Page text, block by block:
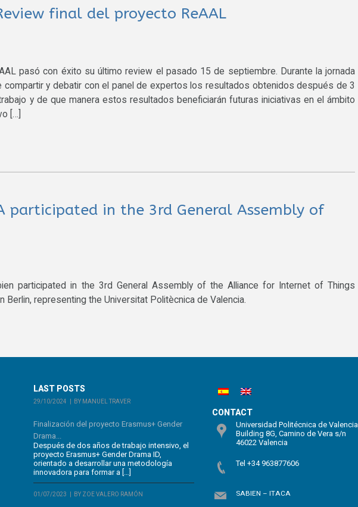
final del proyecto ReAAL
pasó con éxito su último review el pasado 15 de septiembre. Durante la jornada
compartir y debatir con el panel de expertos los resultados obtenidos después de 3
y de que manera estos resultados beneficiarán futuras iniciativas en el ámbito
[…]
participated in the 3rd General Assembly of
participated in the 3rd General Assembly of the Alliance for Internet of Things
Berlin, representing the Universitat Politècnica de Valencia.
LAST POSTS
29/10/2024 BY MANUEL TRAVER
Finalización del proyecto Erasmus+ Gender
Drama...
Después de dos años de trabajo intensivo, el
proyecto Erasmus+ Gender Drama ID,
orientado a desarrollar una metodología
innovadora para formar a […]
01/07/2023 BY ZOE VALERO RAMÓN
CONTACT
Universidad Politécnica de Valencia,
Building 8G, Camino de Vera s/n
46022 Valencia
Tel +34 963877606
SABIEN – ITACA